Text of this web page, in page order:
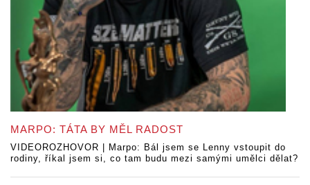
MARPO: TÁTA BY MĚL RADOST
VIDEOROZHOVOR | Marpo: Bál jsem se Lenny vstoupit do
rodiny, říkal jsem si, co tam budu mezi samými umělci dělat?